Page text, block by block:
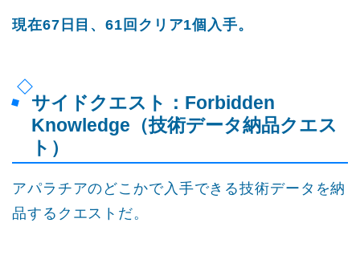
現在67日目、61回クリア1個入手。
サイドクエスト：Forbidden
Knowledge（技術データ納品クエス
ト）
アパラチアのどこかで入手できる技術データを納
品するクエストだ。